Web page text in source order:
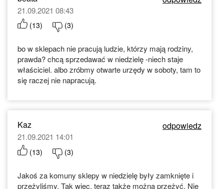
21.09.2021 08:43
(13) (3)
bo w sklepach nie pracują ludzie, którzy mają rodziny,
prawda? chcą sprzedawać w niedzielę -niech staje
właściciel. albo zróbmy otwarte urzędy w soboty, tam to
się raczej nie napracują.
Kaz odpowiedz
21.09.2021 14:01
(13) (3)
Jakoś za komuny sklepy w niedzielę były zamknięte i
przeżyliśmy. Tak więc, teraz także można przeżyć. Nie